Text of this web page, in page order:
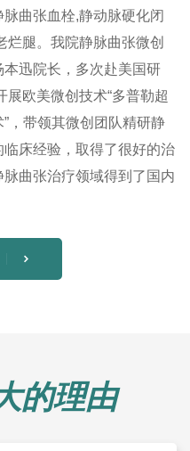
曲张血栓,静动脉硬化闭
烂腿。我院静脉曲张微创
迅院长，多次赴美国研
欧美微创技术“多普勒超
，带领其微创团队精研静
床经验，取得了很好的治
曲张治疗领域得到了国内
的理由